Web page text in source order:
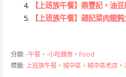
【上班族午餐】鼎豐記，油
【上班族午餐】趙記菜肉餛
分類: -午餐、 -小吃麵食、 Food
標籤: 上班族午餐、 城中區、 城中區老店、